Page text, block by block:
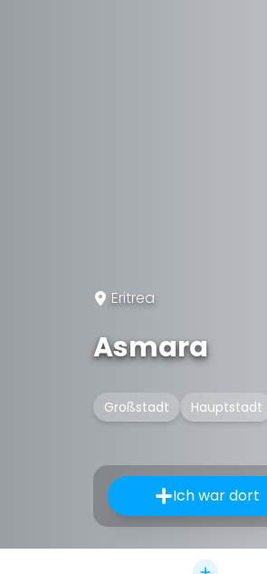
Eritrea
Asmara
Großstadt Hauptstadt
Ich war dort